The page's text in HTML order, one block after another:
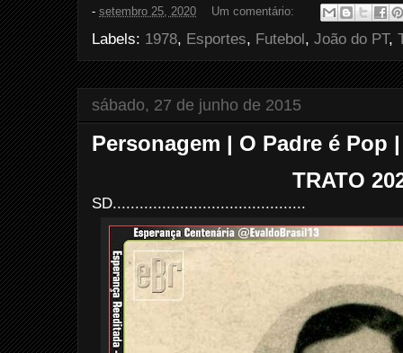
b
o
o
k
t
e
r
e
r
e
s
t
e
- setembro 25, 2020 Um comentário:
Labels: 1978, Esportes, Futebol, João do PT,
sábado, 27 de junho de 2015
Personagem | O Padre é Pop
TRATO
SD...........................................